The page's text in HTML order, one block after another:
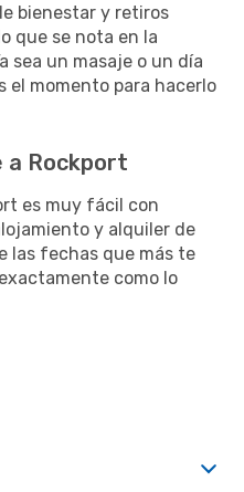
bienestar y retiros
que se nota en la
sea un masaje o un día
el momento para hacerlo
a Rockport
es muy fácil con
y alquiler de
las fechas que más te
como lo